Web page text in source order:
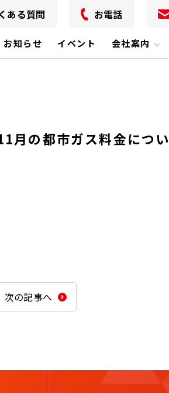
お知らせ イベント 会社案内
ある質問 お電話
月の都市ガス料金につい
次の記事へ